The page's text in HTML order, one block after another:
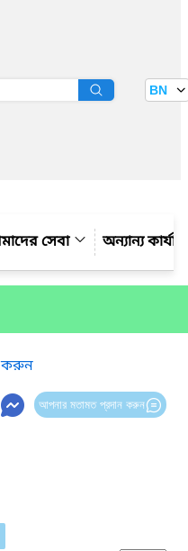
BN
সেবা অন্যান্য
করুন
আপনার মতামত প্রদান করুন